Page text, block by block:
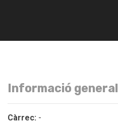
Informació general
Càrrec: -